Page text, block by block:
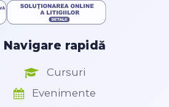
Navigare rapidă
Cursuri
Evenimente